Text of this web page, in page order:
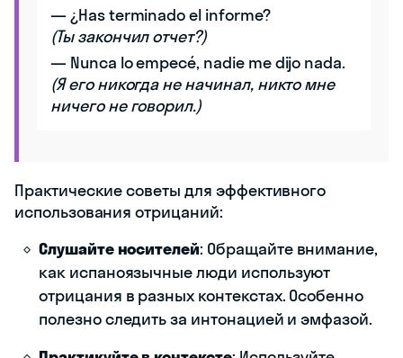
— ¿Has terminado el informe?
(Ты закончил отчет?)
— Nunca lo empecé, nadie me dijo nada.
(Я его никогда не начинал, никто мне
ничего не говорил.)
Практические советы для эффективного
использования отрицаний:
Слушайте носителей: Обращайте внимание,
как испаноязычные люди используют
отрицания в разных контекстах. Особенно
полезно следить за интонацией и эмфазой.